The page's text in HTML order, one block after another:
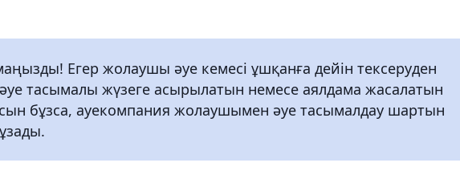
Егер жолаушы әуе кемесі ұшқанға дейін тексеруден
тасымалы жүзеге асырылатын немесе аялдама жасалатын
бұзса, ауекомпания жолаушымен әуе тасымалдау шартын